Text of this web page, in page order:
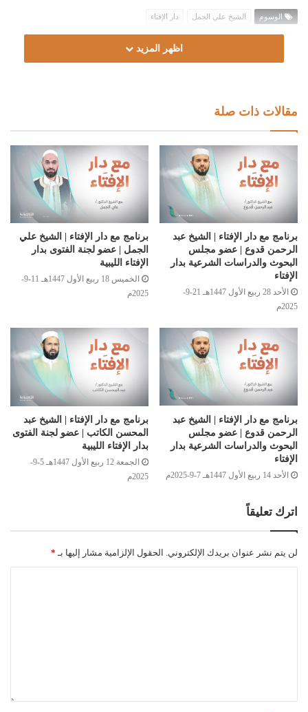
الوسوم الشيخ علي الجمل دار الإفتاء
اظهر المزيد
مقالات ذات صلة
برنامج مع دار الإفتاء | الشيخ عبد
الرحمن قدوع | عضو مجلس
البحوث والدراسات الشرعية بدار
الإفتاء
الأحد 28 ربيع الأول 1447هـ 21-9-
2025م
برنامج مع دار الإفتاء | الشيخ علي
الجمل | عضو لجنة الفتوى بدار
الإفتاء الليبية
الخميس 18 ربيع الأول 1447هـ 11-9-
2025م
برنامج مع دار الإفتاء | الشيخ عبد
الرحمن قدوع | عضو مجلس
البحوث والدراسات الشرعية بدار
الإفتاء
الأحد 14 ربيع الأول 1447هـ 7-9-2025م
برنامج مع دار الإفتاء | الشيخ عبد
المحسن الكاتب | عضو لجنة الفتوى
بدار الإفتاء الليبية
الجمعة 12 ربيع الأول 1447هـ 5-9-
2025م
اترك تعليقاً
لن يتم نشر عنوان بريدك الإلكتروني. الحقول الإلزامية مشار إليها بـ *